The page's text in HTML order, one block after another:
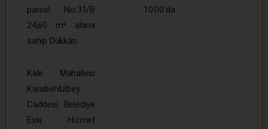
parsel No:31/B
24,60 m² alana
sahip Dükkân
10:00’da
Kale Mahallesi
Karabehlülbey
Caddesi Belediye
Eski Hizmet